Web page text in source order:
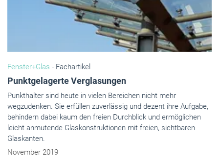
Fenster+Glas - Fachartikel
Punktgelagerte Verglasungen
Punkthalter sind heute in vielen Bereichen nicht mehr
wegzudenken. Sie erfüllen zuverlässig und dezent ihre Aufgabe,
behindern dabei kaum den freien Durchblick und ermöglichen
leicht anmutende Glaskonstruktionen mit freien, sichtbaren
Glaskanten.
November 2019